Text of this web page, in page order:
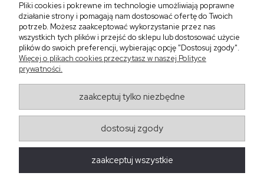
Sukienka z falbaną i
bufiastym rękawem w
405,30 zł
Sukienka z dekoltem w
299,00 zł
‹
Regulaminy
Obsługa zamówień
Pliki cookies i pokrewne im technologie umożliwiają poprawne
działanie strony i pomagają nam dostosować ofertę do Twoich
potrzeb. Możesz zaakceptować wykorzystanie przez nas
wszystkich tych plików i przejść do sklepu lub dostosować użycie
plików do swoich preferencji, wybierając opcję "Dostosuj zgody".
Więcej o plikach cookies przeczytasz w naszej Polityce
prywatności.
zaakceptuj tylko niezbędne
dostosuj zgody
zaakceptuj wszystkie